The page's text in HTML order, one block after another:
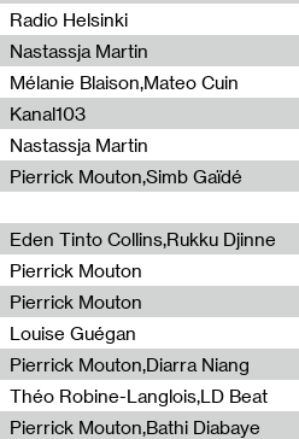
Radio Helsinki
Nastassja Martin
Mélanie Blaison,Mateo Cuin
Kanal103
Nastassja Martin
Pierrick Mouton,Simb Gaïdé
Eden Tinto Collins,Rukku Djinne
Pierrick Mouton
Pierrick Mouton
Louise Guégan
Pierrick Mouton,Diarra Niang
Théo Robine-Langlois,LD Beat
Pierrick Mouton,Bathi Diabaye